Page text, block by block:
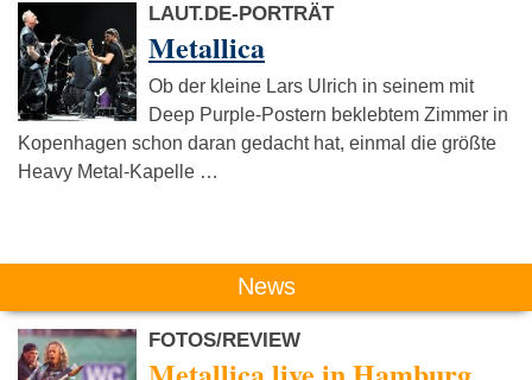
LAUT.DE-PORTRÄT
Metallica
Ob der kleine Lars Ulrich in seinem mit
Deep Purple-Postern beklebtem Zimmer in
Kopenhagen schon daran gedacht hat, einmal die größte
Heavy Metal-Kapelle …
News
FOTOS/REVIEW